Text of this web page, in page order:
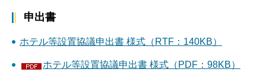
申出書
ホテル等設置協議申出書 様式（RTF：140KB）
ホテル等設置協議申出書 様式（PDF：98KB）